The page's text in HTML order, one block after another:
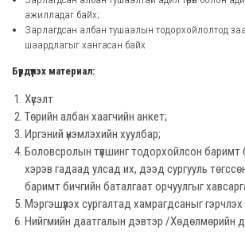
ажилладаг байх;
Зарлагдсан албан тушаалын тодорхойлолтод
шаардлагыг хангасан байх
Бүрдүүлэх материал:
Хүсэлт
Төрийн албан хаагчийн анкет;
Иргэний үнэмлэхийн хуулбар;
Боловсролын түвшинг тодорхойлсон
хэрэв гадаад улсад их, дээд сургууль
баримт бичгийн баталгаат орчуулгыг
Мэргэшүүлэх сургалтад хамрагдсаныг
Нийгмийн даатгалын дэвтэр /Хөдөлмөрийн